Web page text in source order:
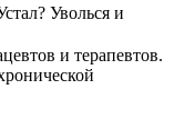
Уволься и
и терапевтов.